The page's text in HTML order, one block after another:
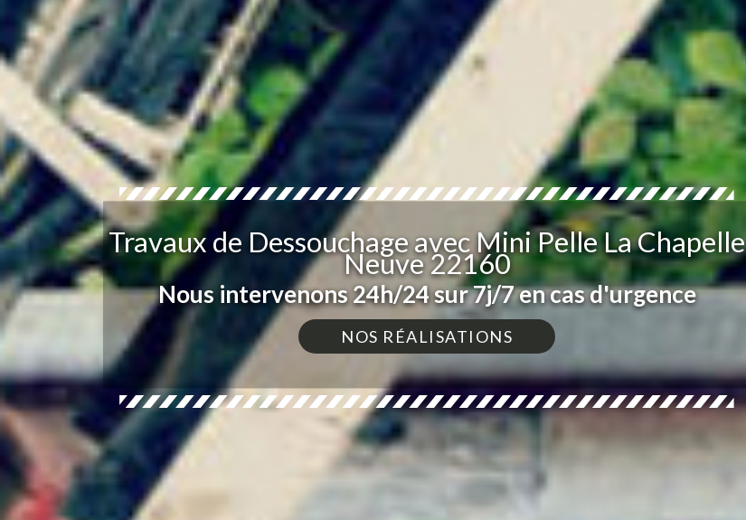
Travaux de Dessouchage avec Mini Pelle La Chapelle
Neuve 22160
Nous intervenons 24h/24 sur 7j/7 en cas d'urgence
NOS RÉALISATIONS